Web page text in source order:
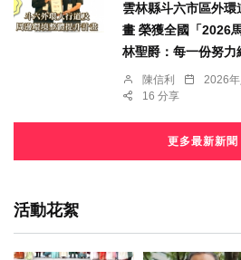
雲林縣斗六市區外
畫 榮獲全國「2026
林聖爵：每一份努力
陳信利 2026年
16 分享
更多最新新聞
活動花絮